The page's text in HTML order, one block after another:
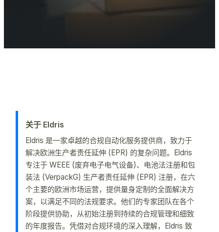
关于 Eldris
Eldris 是一家卓越的合规自动化服务提供商，致力于
解决欧洲生产者责任延伸 (EPR) 的复杂问题。Eldris
专注于 WEEE (废弃电子电气设备)、电池法注册和包
装法 (VerpackG) 生产者责任延伸 (EPR) 注册，在六
个主要的欧洲市场运营，提供量身定制的全面解决方
案，以满足不同的法规要求。他们的专家团队在各个
阶段提供协助，从初始注册到持续的合规管理和细致
的年度报告。凭借对合规环境的深入理解，Eldris 致